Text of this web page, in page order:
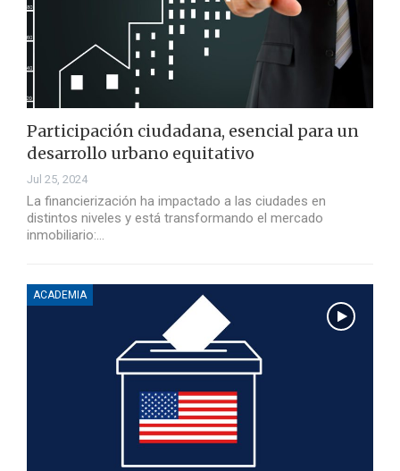
Participación ciudadana, esencial para un
desarrollo urbano equitativo
Jul 25, 2024
La financierización ha impactado a las ciudades en
distintos niveles y está transformando el mercado
inmobiliario:…
ACADEMIA